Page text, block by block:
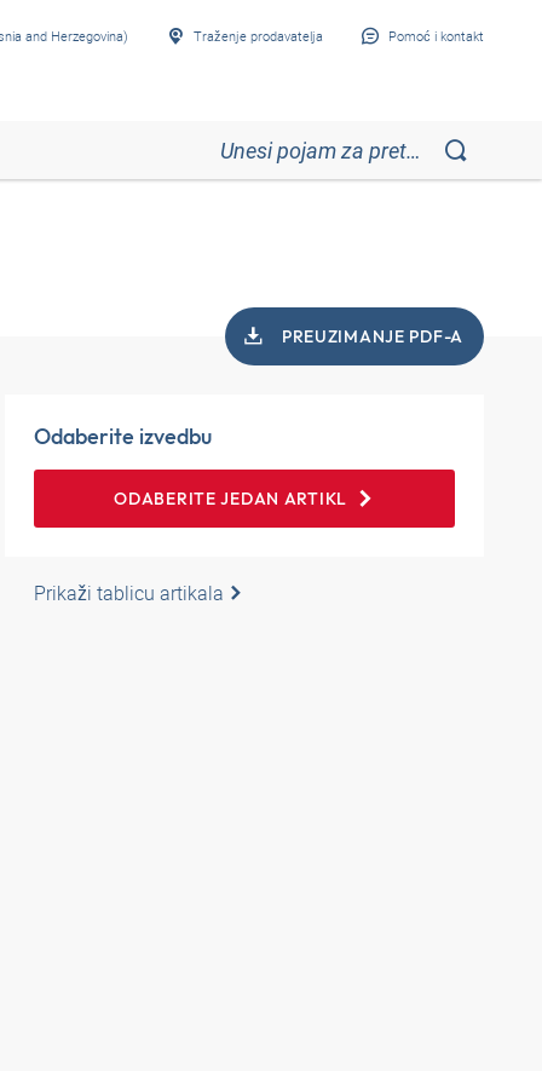
and Herzegovina) Traženje prodavatelja Pomoć i kontakt
PREUZIMANJE PDF-A
Odaberite izvedbu
ODABERITE JEDAN ARTIKL
Prikaži tablicu artikala